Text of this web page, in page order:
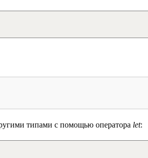
типами с помощью оператора let: